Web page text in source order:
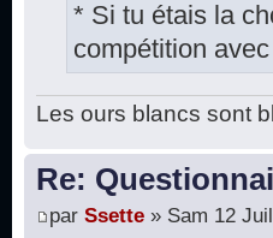
* Si tu étais la
compétition
Les ours blancs sont
Re:
par Ssette » Sam 12